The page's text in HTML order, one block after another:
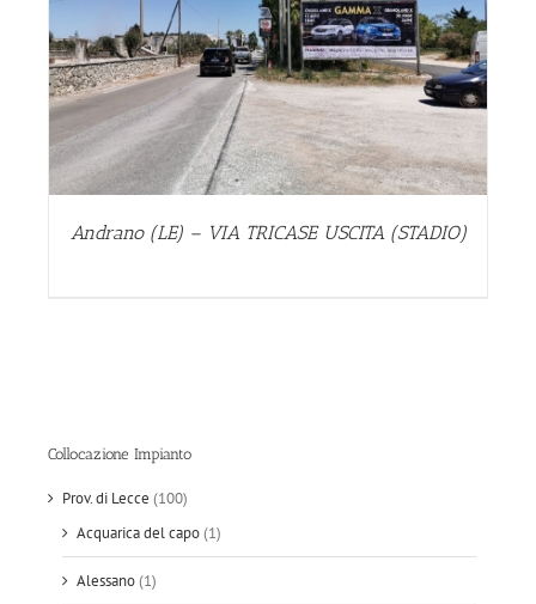
Andrano (LE) – VIA TRICASE USCITA (STADIO)
Collocazione Impianto
Prov. di Lecce (100)
Acquarica del capo(1)
Alessano(1)